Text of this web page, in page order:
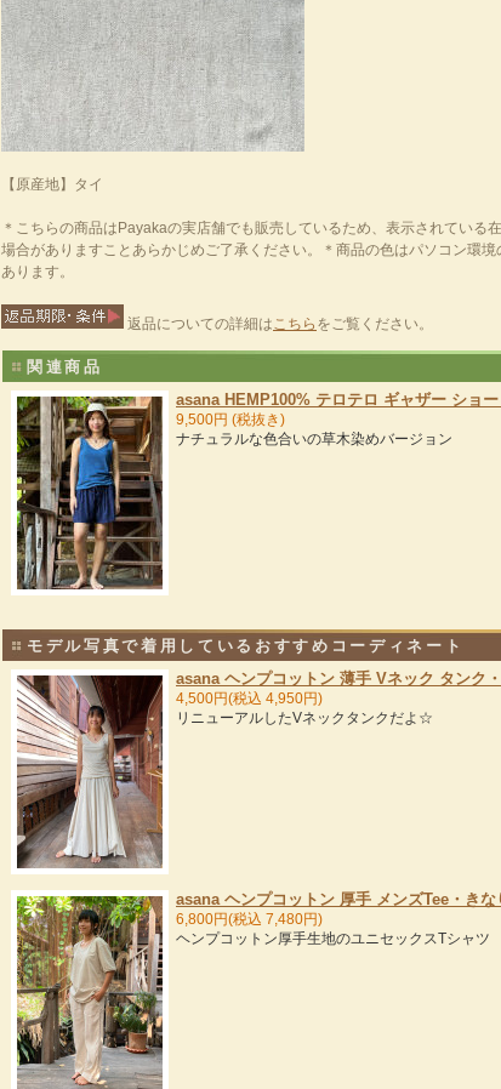
【原産地】タイ
＊こちらの商品はPayakaの実店舗でも販売しているため、表示されている
場合がありますことあらかじめご了承ください。＊商品の色はパソコン環
あります。
返品についての詳細はこちら をご覧ください。
関連商品
asana HEMP100% テロテロ ギャザー ショ
9,500円 (税抜き)
ナチュラルな色合いの草木染めバージョン
モデル写真で着用しているおすすめコーディネート
asana ヘンプコットン 薄手 Vネック タンク
4,500円(税込 4,950円)
リニューアルしたVネックタンクだよ☆
asana ヘンプコットン 厚手 メンズTee・きな
6,800円(税込 7,480円)
ヘンプコットン厚手生地のユニセックスTシャツ